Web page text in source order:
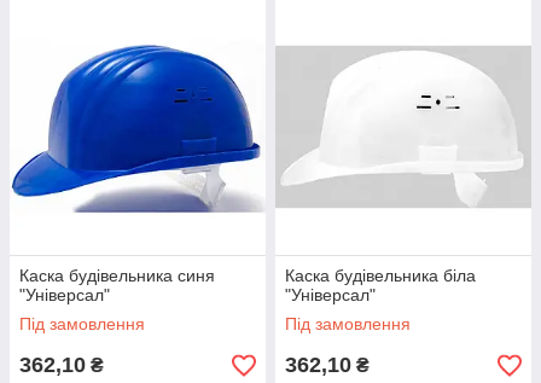
Каска будівельника синя
"Універсал"
Під замовлення
362,10 ₴
Каска будівельника біла
"Універсал"
Під замовлення
362,10 ₴